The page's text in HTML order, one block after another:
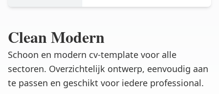
Clean Modern
Schoon en modern cv-template voor alle
sectoren. Overzichtelijk ontwerp, eenvoudig aan
te passen en geschikt voor iedere professional.